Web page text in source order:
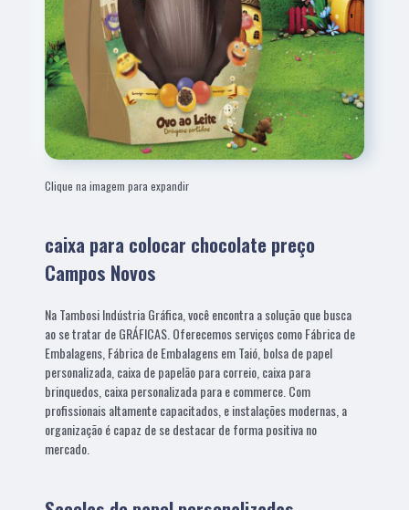
Clique na imagem para expandir
caixa para colocar chocolate preço
Campos Novos
Na Tambosi Indústria Gráfica, você encontra a solução que busca
ao se tratar de GRÁFICAS. Oferecemos serviços como Fábrica de
Embalagens, Fábrica de Embalagens em Taió, bolsa de papel
personalizada, caixa de papelão para correio, caixa para
brinquedos, caixa personalizada para e commerce. Com
profissionais altamente capacitados, e instalações modernas, a
organização é capaz de se destacar de forma positiva no
mercado.